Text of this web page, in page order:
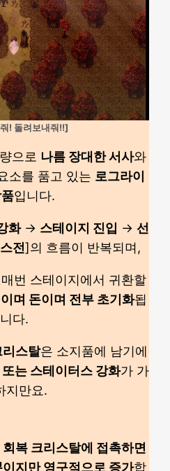
! 돌려보내줘!!]
으로 나름 장대한 서사와
소를 품고 있는 로그라이
입니다.
화→ 스테이지 진입 → 선
전]의 흐름이 반복되며,
번 스테이지에서 귀환할
며 돈이며 전부 초기화됩
니다.
리스탈은 소지품에 남기에
는 스테이터스 강화가 가
지만요.
복 크리스탈에 접촉하면
지만 영구적으로 증가합